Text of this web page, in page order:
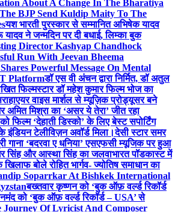
About A Change In The Bharatiya
BJP Send Kuldip Maity To The
यश भारती पुरस्कार से सम्मानित अभिषेक यादव
ने जन्मदिन पर दी बधाई, लिम्का बुक
Director Kashyap Chandhock
Run With Jeevan Bheema
Powerful Message On Mental
Platformडॉ एस वी अंचन द्वारा निर्मित, डॉ अतुल
फिल्मस्टार डॉ महेश कुमार फिल्म भोज का
एयर वाइस मार्शल से म्यूज़िक प्रोड्यूसर बने
अमित मिश्रा का ‘असर ये तेरा’ जीत रहा
फिल्म ‘देहाती डिस्को’ के लिए बेस्ट सपोर्टिंग
इंडियन टेलीविज़न अवॉर्ड मिला।देसी स्टार समर
गाना ‘बदरवा ए धनिया’ एसएफसी म्यूजिक पर हुआ
सिंह और आस्था सिंह का जलवाभारत पॉडकास्ट में
बोले रोहित भार्गव- ज्योतिष समाधान का
Soparrkar At Bishkek International
बख्तवार कृष्णन को ‘बुक ऑफ़ वर्ल्ड रिकॉर्ड
को ‘बुक ऑफ़ वर्ल्ड रिकॉर्ड – USA’ से
Journey Of Lyricist And Composer